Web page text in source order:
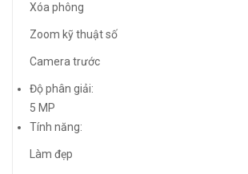
Xóa phông
Zoom kỹ thuật số
Camera trước
Độ phân giải:
5 MP
Tính năng:
Làm đẹp